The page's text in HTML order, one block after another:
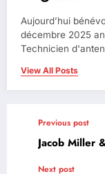
Aujourd’hui
décembre 2025
Technicien
View All Posts
Previous post
Jacob Miller
Next post